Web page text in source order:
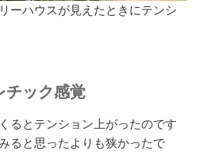
ーハウスが見えたときにテンシ
チック感覚
るとテンション上がったのです
ると思ったよりも狭かったで